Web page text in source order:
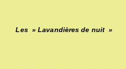
Les » Lavandières de nuit »